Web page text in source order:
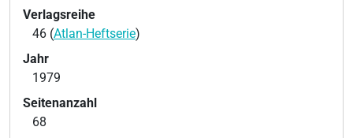
Verlagsreihe
46 (Atlan-Heftserie)
Jahr
1979
Seitenanzahl
68